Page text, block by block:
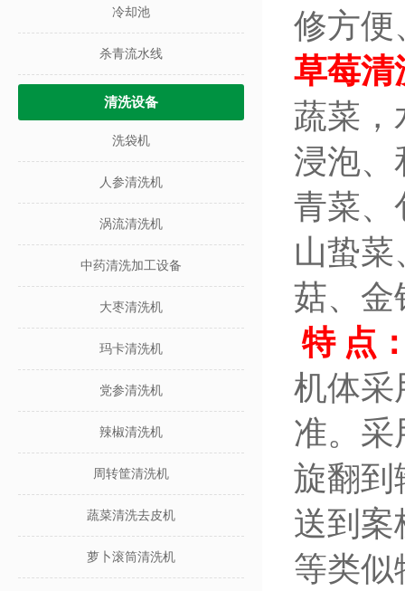
冷却池
杀青流水线
清洗设备
洗袋机
人参清洗机
涡流清洗机
中药清洗加工设备
大枣清洗机
玛卡清洗机
党参清洗机
辣椒清洗机
周转筐清洗机
蔬菜清洗去皮机
萝卜滚筒清洗机
修方便
草莓清
蔬菜，
浸泡、
青菜、
山蛰
菇、金
特 点
机体采
准。采
旋翻到
送到案
等类似